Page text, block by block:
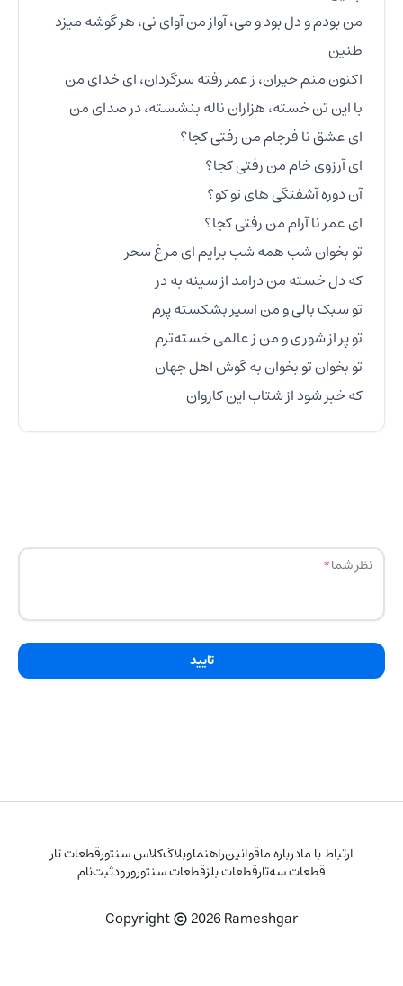
که خبر شود از شتاب این کاروان
نظر شما
تایید
ارتباط با مادرباره ماقوانینراهنماوبلاگکلاس سنتورقطعات تار
قطعات سه‌تارقطعات بلزقطعات سنتورورودثبت‌نام
Copyright 2026Rameshgar